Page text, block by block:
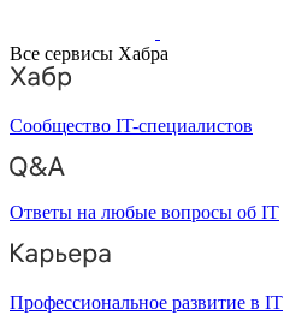
Все сервисы Хабра
Сообщество IT-специалистов
Ответы на любые вопросы об IT
Профессиональное развитие в IT